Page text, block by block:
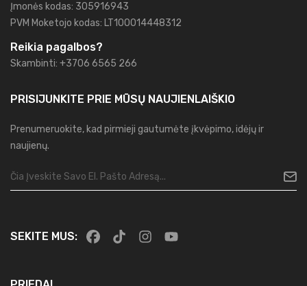
Įmonės kodas: 305916943
PVM Moketojo kodas: LT100014448312
Reikia pagalbos?
Skambinti: +3706 6565 266
PRISIJUNKITE PRIE MŪSŲ NAUJIENLAIŠKIO
Prenumeruokite, kad pirmieji gautumėte įkvėpimo, idėjų ir
naujienų.
SEKITE MUS: